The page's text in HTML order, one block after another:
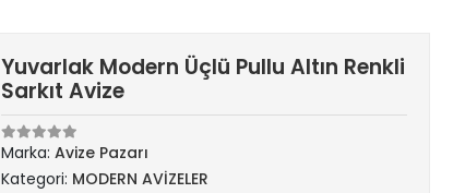
Yuvarlak Modern Üçlü Pullu Altın Renkli
Sarkıt Avize
Marka:Avize Pazarı
Kategori: MODERN AVİZELER